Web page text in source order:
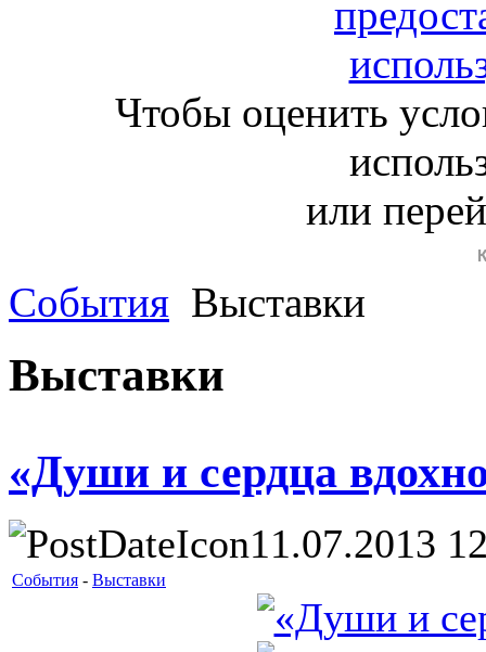
Чтобы оценить
или
События Выставки
Выставки
«Души и сердца
11.07.2013
События - Выставки